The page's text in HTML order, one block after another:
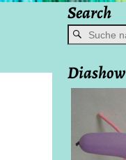
Search
Diashow